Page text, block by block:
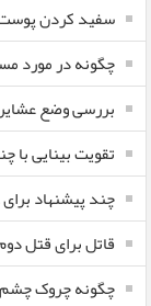
سفید کردن
چگونه در مورد
بررسی وضع
تقویت بینایی
چند پیشنهاد
قاتل برای قتل
چگونه چروک چشم